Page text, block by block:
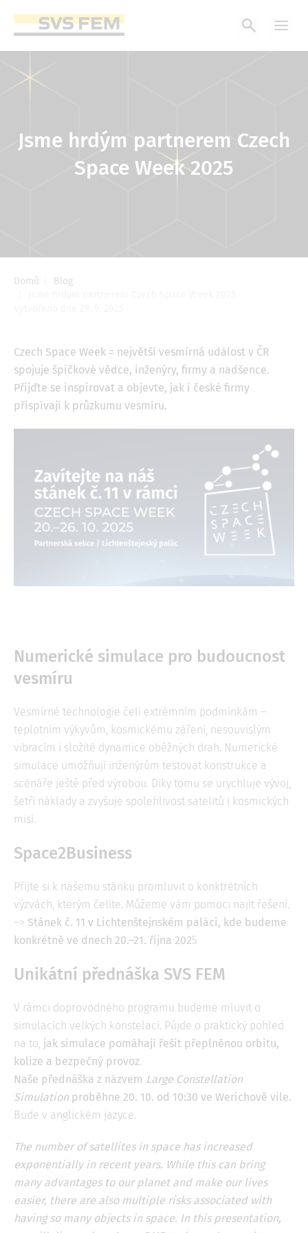
hlavnímu
Jsme hrdým partnerem Czech
Space Week 2025
Drobečková
Domů
Blog
Czech Space Week = největší vesmírná událost v ČR
spojuje špičkové vědce, inženýry, firmy a nadšence.
Přijďte se inspirovat a objevte, jak i české firmy
přispívají k průzkumu vesmíru.
Numerické simulace pro budoucnost
vesmíru
Vesmírné technologie čelí extrémním podmínkám –
teplotním výkyvům, kosmickému záření, nesouvislým
vibracím i složité dynamice oběžných drah. Numerické
simulace umožňují inženýrům testovat konstrukce a
scénáře ještě před výrobou. Díky tomu se urychluje vývoj,
šetří náklady a zvyšuje spolehlivost satelitů i kosmických
misí.
Space2Business
Přijte si k našemu stánku promluvit o konktrétních
výzvách, kterým čelíte. Můžeme vám pomoci najít řešení.
–> Stánek č. 11 v Lichtenštejnském paláci, kde budeme
konkrétně ve dnech 20.–21. října 2025
Unikátní přednáška SVS FEM
V rámci doprovodného programu budeme mluvit o
simulacích velkých konstelací. Půjde o praktický pohled
na to, jak simulace pomáhají řešit přeplněnou orbitu,
kolize a bezpečný provoz.
Naše přednáška z názvem Large Constellation
Simulationproběhne 20. 10. od 10:30 ve Werichově vile.
Bude v anglickém jazyce.
The number of satellites in space has increased
exponentially in recent years. While this can bring
many advantages to our planet and make our lives
easier, there are also multiple risks associated with
having so many objects in space. In this presentation,